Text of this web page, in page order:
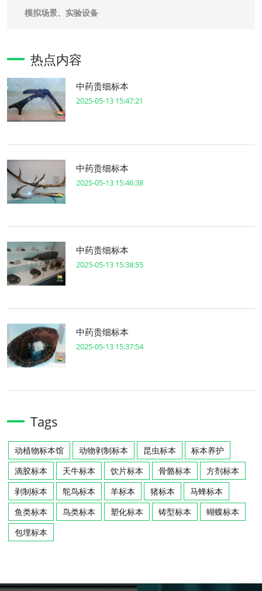
模拟场景、实验设备
热点内容
中药贵细标本
2025-05-13 15:47:21
中药贵细标本
2025-05-13 15:46:38
中药贵细标本
2025-05-13 15:38:55
中药贵细标本
2025-05-13 15:37:54
Tags
动植物标本馆 动物剥制标本 昆虫标本
标本养护
滴胶标本
天牛标本 饮片标本 骨骼标本
方剂标本
剥制标本
鸵鸟标本 羊标本 猪标本
马蜂标本
鱼类标本
鸟类标本 塑化标本 铸型标本
蝴蝶标本
包埋标本